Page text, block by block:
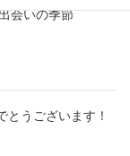
会いの季節
うございます！